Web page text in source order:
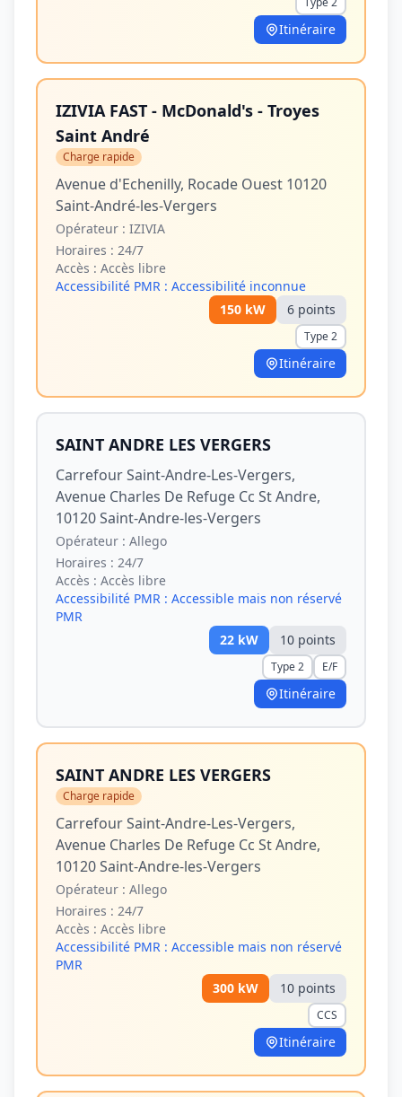
Itinéraire
IZIVIA FAST - McDonald's - Troyes
Saint André
Charge rapide
Avenue d'Echenilly, Rocade Ouest 10120
Saint-André-les-Vergers
Opérateur : IZIVIA
Horaires : 24/7
Accès : Accès libre
Accessibilité PMR : Accessibilité inconnue
150 kW 6 points
Type 2
Itinéraire
SAINT ANDRE LES VERGERS
Carrefour Saint-Andre-Les-Vergers,
Avenue Charles De Refuge Cc St Andre,
10120 Saint-Andre-les-Vergers
Opérateur : Allego
Horaires : 24/7
Accès : Accès libre
Accessibilité PMR : Accessible mais non réservé
PMR
22 kW 10 points
Type 2 E/F
Itinéraire
SAINT ANDRE LES VERGERS
Charge rapide
Carrefour Saint-Andre-Les-Vergers,
Avenue Charles De Refuge Cc St Andre,
10120 Saint-Andre-les-Vergers
Opérateur : Allego
Horaires : 24/7
Accès : Accès libre
Accessibilité PMR : Accessible mais non réservé
PMR
300 kW 10 points
CCS
Itinéraire